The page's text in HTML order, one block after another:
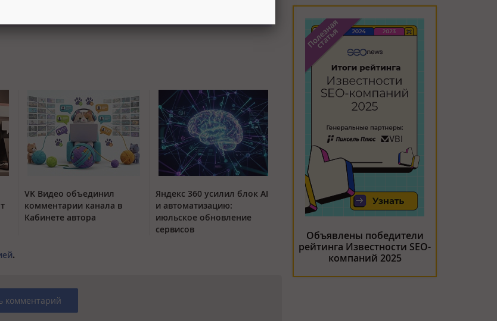
VK Видео объединил
комментарии канала в
Кабинете автора
Яндекс 360 усилил блок AI
и автоматизацию:
июльское обновление
сервисов
.
комментарий
Объявлены победители
рейтинга Известности SEO-
компаний 2025